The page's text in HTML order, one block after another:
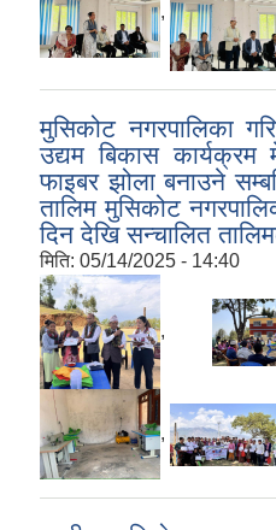
,
मुसिकोट नगरपालिका
उद्यम बिकास कार्यक्रम
फाइबर झोला बनाउने
तालिम मुसिकोट
दिन देखि सन्चालित
मिति: 05/14/2025 - 14:40
,
,